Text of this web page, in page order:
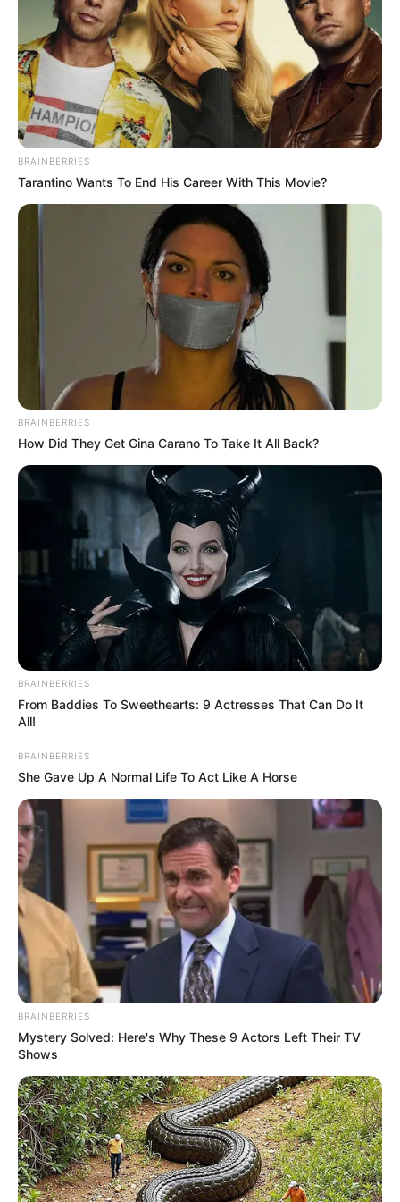
UNIRSE AL CANAL DE WHATSAPP
Cumpliendo con las recomendaciones médicas se
encuentra
la esposa del gobernador de Santander,
Genny Sarmiento y dos de sus tres hijas, todas menores
de edad, tras dar positivo a la prueba de covid-19.
manifestó que desconoce cómo pudieron haberse
contagiado, toda vez que aunque constantemente él
está expuesto, aplica todas las recomendaciones
protocolos fuera y dentro de su casa.
Pico y cédula, toque de queda nuevas
medidas para fin de año en Santander
“Hoy yo tengo que decirles
responsabilidad, todos nos hicimos pruebas y ellas
salieron positivas, entonces cualquier persona se puede
contagiary por eso es fundamental que siga primando el
autocuidado”, manifestó
a RCN Radio, Mauricio Aguilar,
gobernador del departamento.
El mandatario, quien superó la enfermedad el pasado
octubre, tras contagiarse junto al Alcalde de
Bucaramanga, Juan Carlos Cárdenas,hizo un llamado a
los ciudadanos para queeviten participar de reuniones
sociales y sitios en donde se registran aglomeraciones,
toda vez que aumentan el riesgo de contagio.
Lea También:
Con las medidas restrictivas en Santander
“Tenemos queactuar con responsabilidad, cumplir con
todas las normas de bioseugridad y autocuidado,
estamos en alerta roja en camas UCI en el área
metropolitana, pero lo que más nos preocupa es la
indisciplina de los ciudadanosy esto es en serio, esto no
es un juego y tenemos que acatar las orientaciones”, dijo
BRAINBERRIES
Tarantino Wants To End His Career With This Movie?
BRAINBERRIES
How Did They Get Gina Carano To Take It All Back?
BRAINBERRIES
From Baddies To Sweethearts: 9 Actresses That Can Do It
All!
BRAINBERRIES
She Gave Up A Normal Life To Act Like A Horse
BRAINBERRIES
Mystery Solved: Here's Why These 9 Actors Left Their TV
Shows